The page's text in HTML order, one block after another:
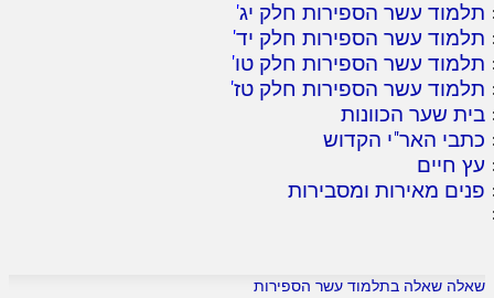
תלמוד עשר הספירות חלק יג'
תלמוד עשר הספירות חלק יד'
תלמוד עשר הספירות חלק טו'
תלמוד עשר הספירות חלק טז'
בית שער הכוונות
כתבי האר"י הקדוש
עץ חיים
פנים מאירות ומסבירות
שאלה שאלה בתלמוד עשר הספירות